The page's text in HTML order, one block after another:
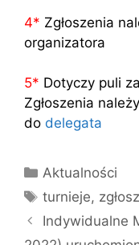
4* Zgłoszenia
organizatora
5* Dotyczy puli
Zgłoszenia
do delegata
Kategorie
Aktualności
Tagi
turnieje,
Indywidualne